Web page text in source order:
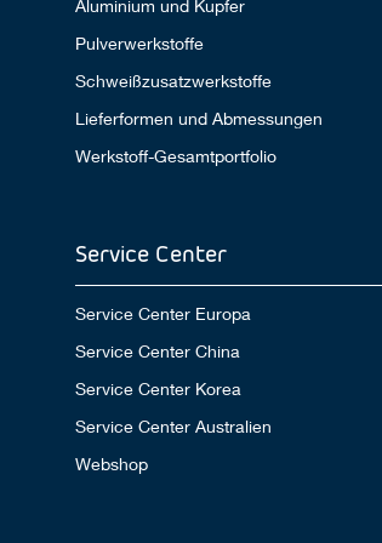
Aluminium und Kupfer
Pulverwerkstoffe
Schweißzusatzwerkstoffe
Lieferformen und Abmessungen
Werkstoff-Gesamtportfolio
Service Center
Service Center Europa
Service Center China
Service Center Korea
Service Center Australien
Webshop